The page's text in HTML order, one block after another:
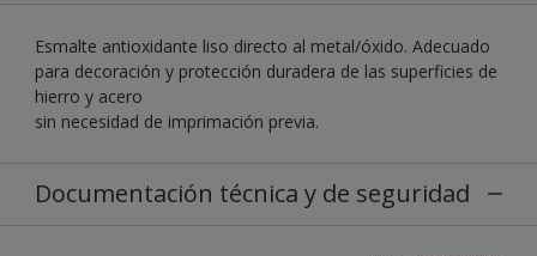
Esmalte antioxidante liso directo al metal/óxido. Adecuado
para decoración y protección duradera de las superficies de
hierro y acero
sin necesidad de imprimación previa.
Documentación técnica y de seguridad